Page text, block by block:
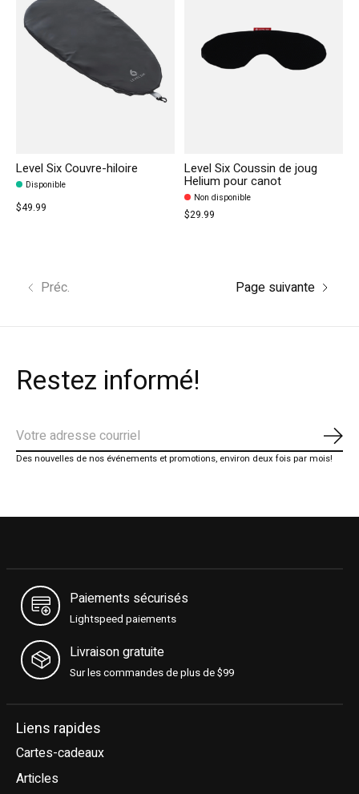
Level Six Couvre-hiloire
Disponible
$49.99
Level Six Coussin de joug
Helium pour canot
Non disponible
$29.99
Préc. Page suivante
Restez informé!
Des nouvelles de nos événements et promotions, environ deux fois par mois!
Paiements sécurisés
Lightspeed paiements
Livraison gratuite
Sur les commandes de plus de $99
Liens rapides
Cartes-cadeaux
Articles